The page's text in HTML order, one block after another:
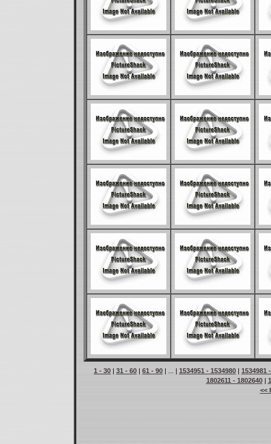
1 - 30 | 31 - 60 | 61 - 90 | ... | 1534951 - 1534980 | 1534981
1802611 - 1802640|
<<